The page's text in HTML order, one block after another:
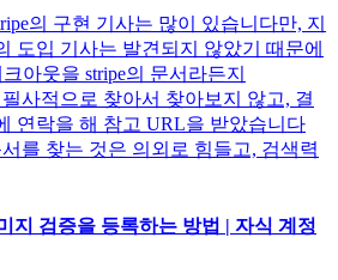
의 구현 기사는 많이 있습니다만, 지
도입 기사는 발견되지 않았기 때문에
아웃을 stripe의 문서라든지
필사적으로 찾아서 찾아보지 않고, 결
연락을 해 참고 URL을 받았습니다
를 찾는 것은 의외로 힘들고, 검색력
지 검증을 등록하는 방법 | 자식 계정